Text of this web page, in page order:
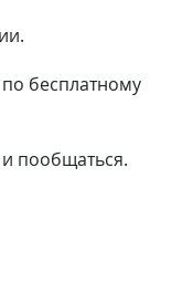
бесплатному
пообщаться.